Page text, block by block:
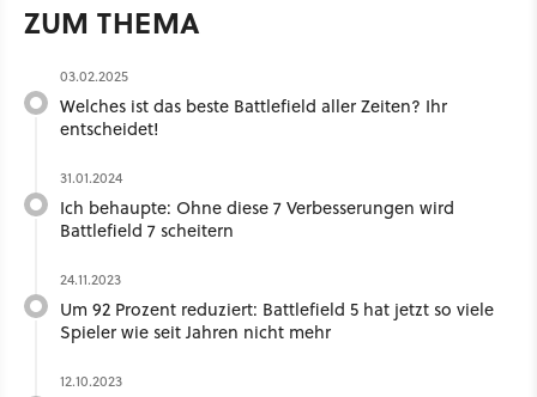
ZUM THEMA
03.02.2025
Welches ist das beste Battlefield aller Zeiten? Ihr
entscheidet!
31.01.2024
Ich behaupte: Ohne diese 7 Verbesserungen wird
Battlefield 7 scheitern
24.11.2023
Um 92 Prozent reduziert: Battlefield 5 hat jetzt so viele
Spieler wie seit Jahren nicht mehr
12.10.2023